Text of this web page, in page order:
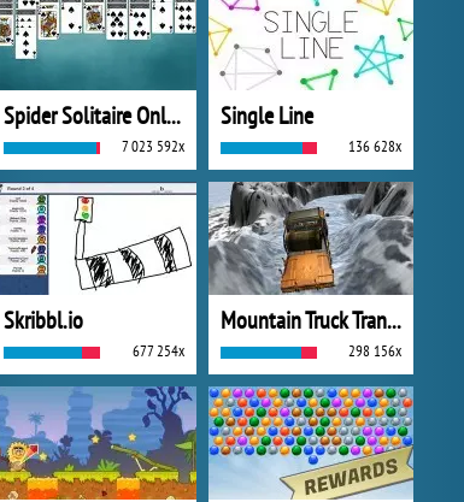
Spider Solitaire Online
7 023 592x
Single Line
136 628x
Skribbl.io
677 254x
Mountain Truck Transport
298 156x